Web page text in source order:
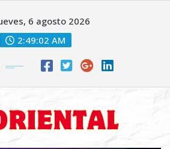
6 agosto 2026
2:49:04 AM